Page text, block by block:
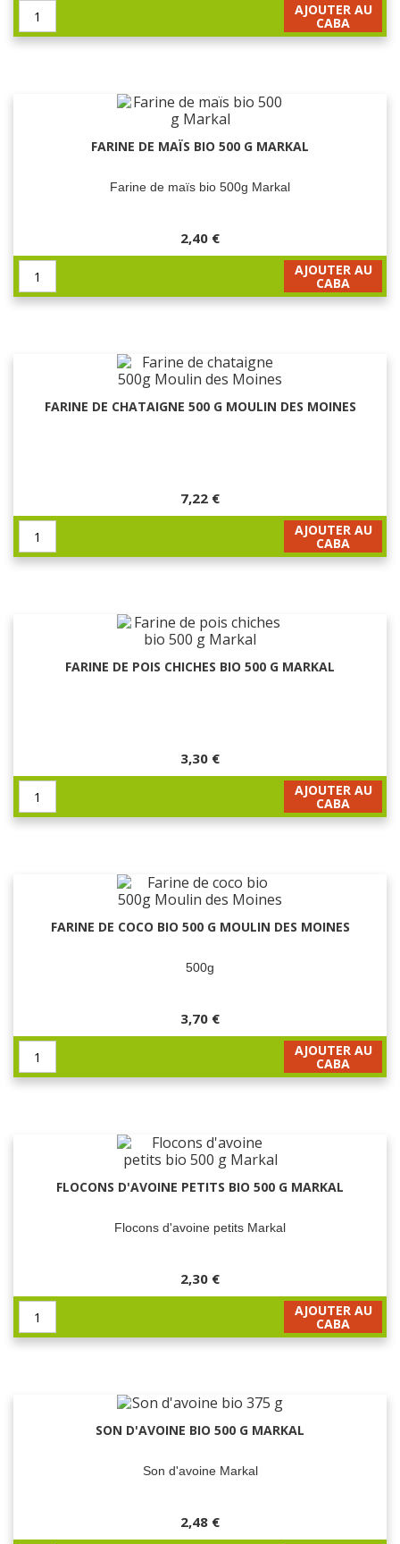
AJOUTER AU
CABA
FARINE DE MAÏS BIO 500 G MARKAL
Farine de maïs bio 500g Markal
2,40 €
AJOUTER AU
CABA
FARINE DE CHATAIGNE 500 G MOULIN DES MOINES
7,22 €
AJOUTER AU
CABA
FARINE DE POIS CHICHES BIO 500 G MARKAL
3,30 €
AJOUTER AU
CABA
FARINE DE COCO BIO 500 G MOULIN DES MOINES
500g
3,70 €
AJOUTER AU
CABA
FLOCONS D'AVOINE PETITS BIO 500 G MARKAL
Flocons d'avoine petits Markal
2,30 €
AJOUTER AU
CABA
SON D'AVOINE BIO 500 G MARKAL
Son d'avoine Markal
2,48 €